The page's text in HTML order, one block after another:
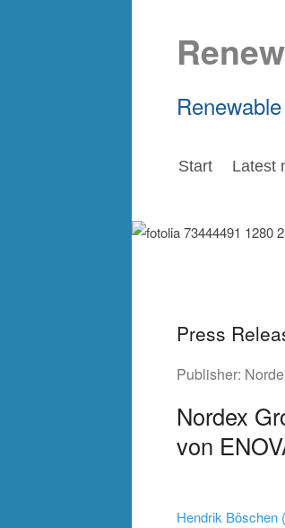
Start Latest
Press
Publisher:
Nordex
von
Hendrik Böschen